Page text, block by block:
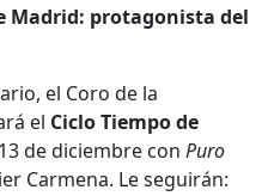
Madrid: protagonista del
el Coro de la
el Ciclo Tiempo de
de diciembre con Puro
Carmena. Le seguirán: